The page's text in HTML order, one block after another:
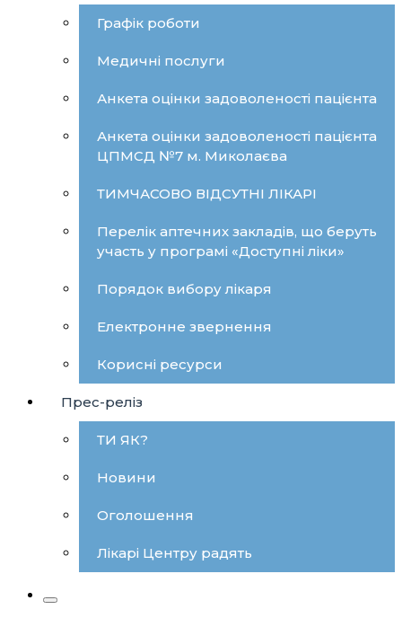
Графік роботи
Медичні послуги
Анкета оцінки задоволеності пацієнта
Анкета оцінки задоволеності пацієнта
ЦПМСД №7 м. Миколаєва
ТИМЧАСОВО ВІДСУТНІ ЛІКАРІ
Перелік аптечних закладів, що беруть
участь у програмі «Доступні ліки»
Порядок вибору лікаря
Електронне звернення
Корисні ресурси
Прес-реліз
ТИ ЯК?
Новини
Оголошення
Лікарі Центру радять